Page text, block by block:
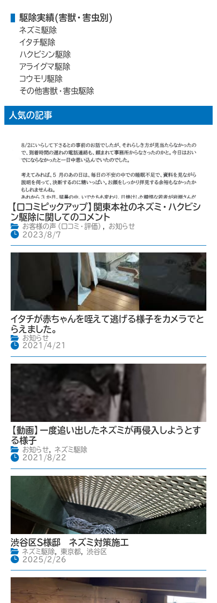
駆除実績(害獣・害虫別)
ネズミ駆除
イタチ駆除
ハクビシン駆除
アライグマ駆除
コウモリ駆除
その他害獣・害虫駆除
人気の記事
【口コミピックアップ】関東本社のネズミ・ハクビシ
ン駆除に関してのコメント
お客様の声（口コミ・評価） ,
お知らせ
2023/8/7
イタチが赤ちゃんを咥えて逃げる様子をカメラでと
らえました。
お知らせ
2021/4/21
【動画】一度追い出したネズミが再侵入しようとす
る様子
お知らせ,
ネズミ駆除
2021/8/22
渋谷区S様邸 ネズミ対策施工
ネズミ駆除, 東京都,
渋谷区
2025/2/26